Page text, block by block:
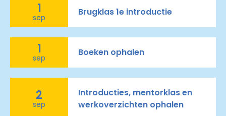
1
sep Brugklas 1e introductie
1
sep Boeken ophalen
2
sep
Introducties, mentorklas en
werkoverzichten ophalen